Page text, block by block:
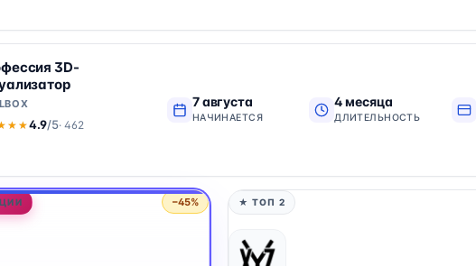
3D-
4.9/5· 462
7 августа
НАЧИНАЕТСЯ
4 месяца
ДЛИТЕЛЬНОСТЬ
−45% ★ ТОП 2